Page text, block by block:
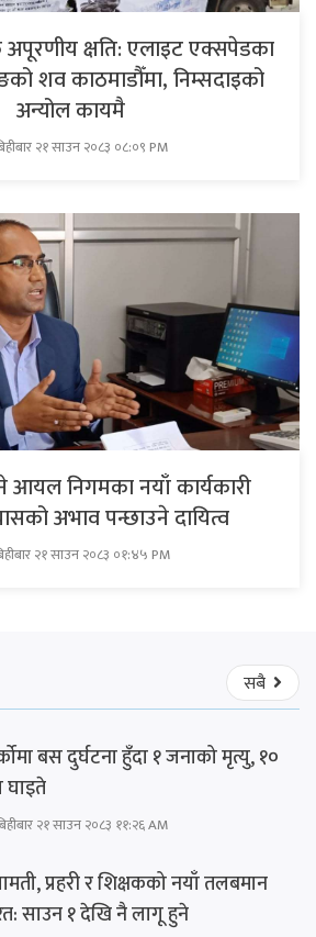
अपूरणीय क्षति: एलाइट एक्सपेडका
शव काठमाडौँमा, निम्सदाइको
अन्योल कायमै
२१ साउन २०८३ ०८:०९ PM
आयल निगमका नयाँ कार्यकारी
अभाव पन्छाउने दायित्व
२१ साउन २०८३ ०१:४५ PM
सबै
बस दुर्घटना हुँदा १ जनाको मृत्यु, १०
घाइते
२१ साउन २०८३ ११:२६ AM
प्रहरी र शिक्षकको नयाँ तलबमान
साउन १ देखि नै लागू हुने